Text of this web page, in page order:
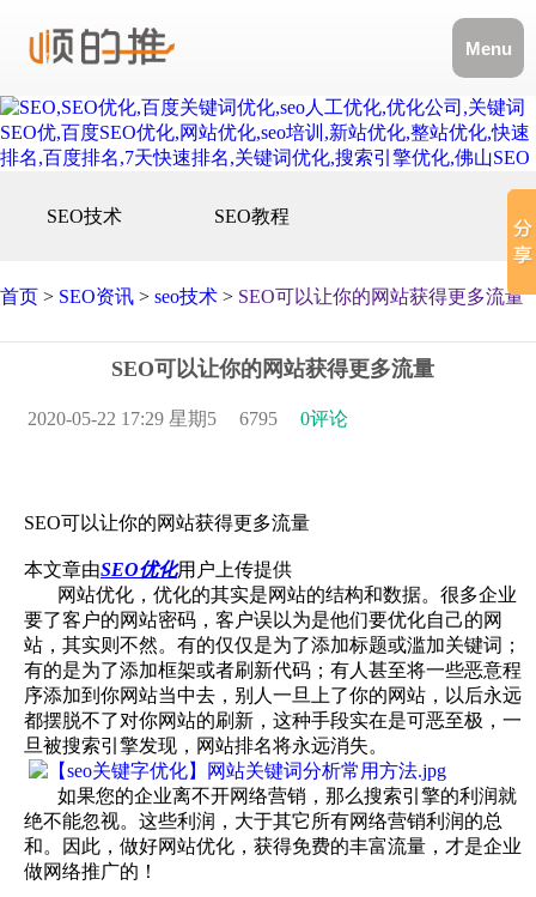
Menu
SEO技术 SEO教程
首页 > SEO资讯 > seo技术 > SEO可以让你的网站获得更多流量
SEO可以让你的网站获得更多流量
2020-05-22 17:29 星期5 6795 0评论
SEO可以让你的网站获得更多流量
本文章由SEO优化用户上传提供
网站优化，优化的其实是网站的结构和数据。很多企业
要了客户的网站密码，客户误以为是他们要优化自己的网
站，其实则不然。有的仅仅是为了添加标题或滥加关键词；
有的是为了添加框架或者刷新代码；有人甚至将一些恶意程
序添加到你网站当中去，别人一旦上了你的网站，以后永远
都摆脱不了对你网站的刷新，这种手段实在是可恶至极，一
旦被搜索引擎发现，网站排名将永远消失。
如果您的企业离不开网络营销，那么搜索引擎的利润就
绝不能忽视。这些利润，大于其它所有网络营销利润的总
和。因此，做好网站优化，获得免费的丰富流量，才是企业
做网络推广的！